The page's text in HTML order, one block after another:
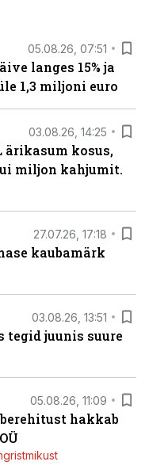
05.08.26, 07:51
langes 15% ja
1,3 miljoni euro
03.08.26, 14:25
kosus,
miljon kahjumit.
27.07.26, 17:18
kaubamärk
03.08.26, 13:51
tegid juunis suure
05.08.26, 11:09
hakkab